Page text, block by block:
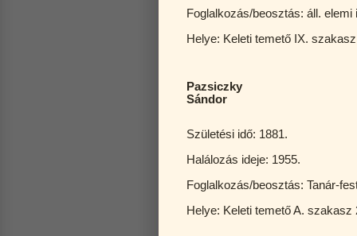
Foglalkozás/beosztás: áll.
Helye: Keleti temető IX.
Pazsiczky
Sándor
Születési idő: 1881.
Halálozás ideje: 1955.
Foglalkozás/beosztás: Tanár-
Helye: Keleti temető A. szakasz